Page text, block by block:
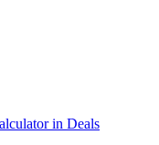
in Deals